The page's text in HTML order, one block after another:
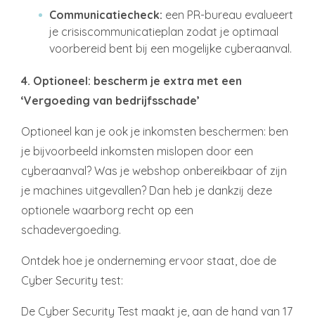
Communicatiecheck: een PR-bureau evalueert
je crisiscommunicatieplan zodat je optimaal
voorbereid bent bij een mogelijke cyberaanval.
4. Optioneel: bescherm je extra met een
‘Vergoeding van bedrijfsschade’
Optioneel kan je ook je inkomsten beschermen: ben
je bijvoorbeeld inkomsten mislopen door een
cyberaanval? Was je webshop onbereikbaar of zijn
je machines uitgevallen? Dan heb je dankzij deze
optionele waarborg recht op een
schadevergoeding.
Ontdek hoe je onderneming ervoor staat, doe de
Cyber Security test:
De Cyber Security Test maakt je, aan de hand van 17